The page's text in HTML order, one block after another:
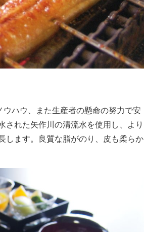
ハウ、また生産者の懸命の努力で安
れた矢作川の清流水を使用し、より
します。良質な脂がのり、皮も柔らか